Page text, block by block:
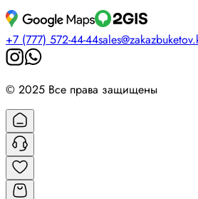
+7 (777) 572-44-44
© 2025 Все права защищены